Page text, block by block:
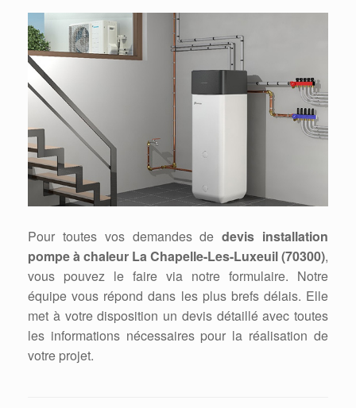
Pour toutes vos demandes dedevis installation
pompe à chaleur La Chapelle-Les-Luxeuil (70300),
vous pouvez le faire via notre formulaire. Notre
équipe vous répond dans les plus brefs délais. Elle
met à votre disposition un devis détaillé avec toutes
les informations nécessaires pour la réalisation de
votre projet.